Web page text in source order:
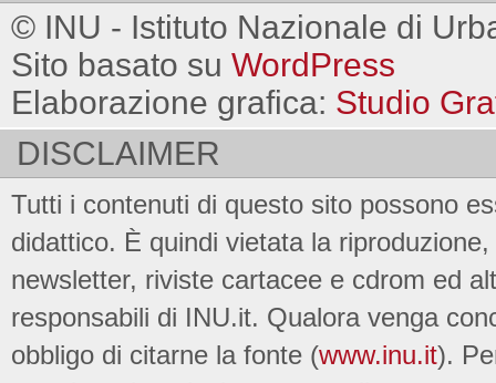
© INU - Istituto Nazionale di
Sito basato su WordPress
Elaborazione grafica: Studio
DISCLAIMER
Tutti i contenuti di questo sito possono
didattico. È quindi vietata la
newsletter, riviste cartacee e cdrom ed
responsabili di INU.it. Qualora venga
obbligo di citarne la fonte (www.inu.it).